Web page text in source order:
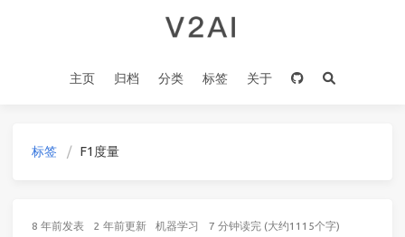
主页 归档 分类 标签 关于
标签 F1度量
8 年前发表 2 年前更新 机器学习 7 分钟读完 (大约1115个字)